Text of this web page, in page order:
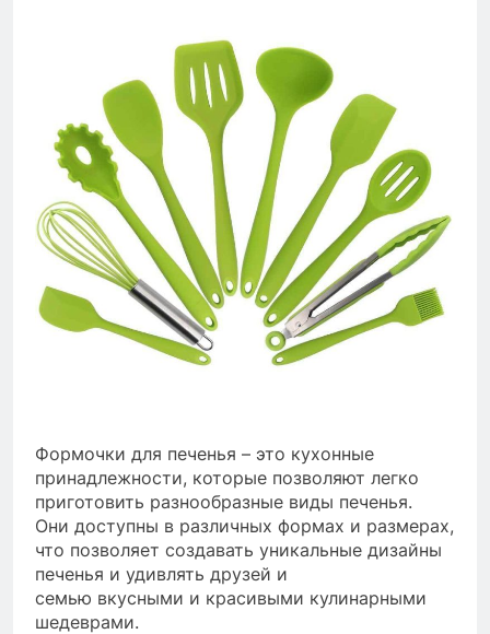
Формочки для печенья – это кухонные
принадлежности, которые позволяют легко
приготовить разнообразные виды печенья.
Они доступны в различных формах и размерах,
что позволяет создавать уникальные дизайны
печенья и удивлять друзей и
семью вкусными и красивыми кулинарными
шедеврами.